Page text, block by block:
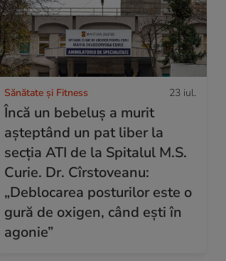
Sănătate și Fitness 23 iul.
Încă un bebeluș a murit
așteptând un pat liber la
secția ATI de la Spitalul M.S.
Curie. Dr. Cîrstoveanu:
„Deblocarea posturilor este o
gură de oxigen, când ești în
agonie”